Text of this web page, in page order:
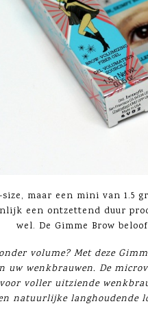
maar een mini van 1.5
een ontzettend duur
wel. De Gimme Brow
volume? Met deze
uw wenkbrauwen. De
voller uitziende
natuurlijke langhoudende